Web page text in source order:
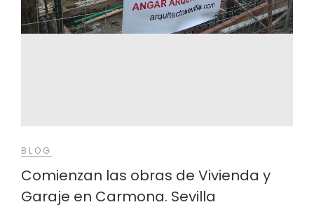
BLOG
Comienzan las obras de Vivienda y
Garaje en Carmona. Sevilla